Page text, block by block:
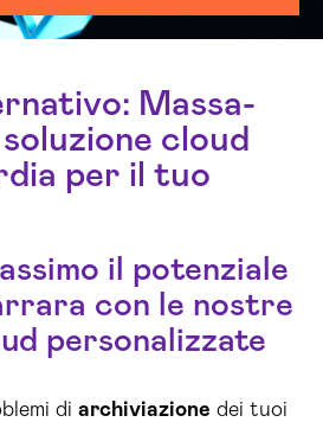
Massa-
cloud
per il tuo
il potenziale
con le nostre
personalizzate
di archiviazione dei tuoi